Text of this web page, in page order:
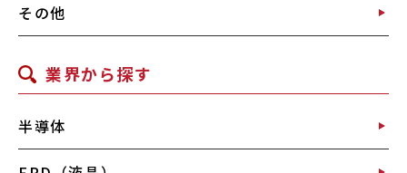
その他
業界から探す
半導体